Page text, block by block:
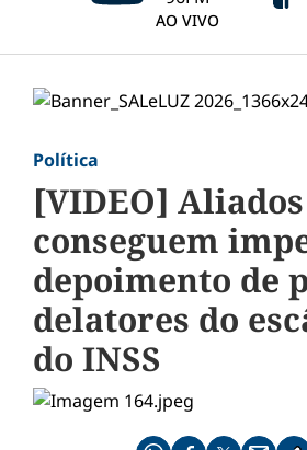
AO VIVO
Política
[VIDEO]
conseguem
depoimento de
delatores do
do INSS